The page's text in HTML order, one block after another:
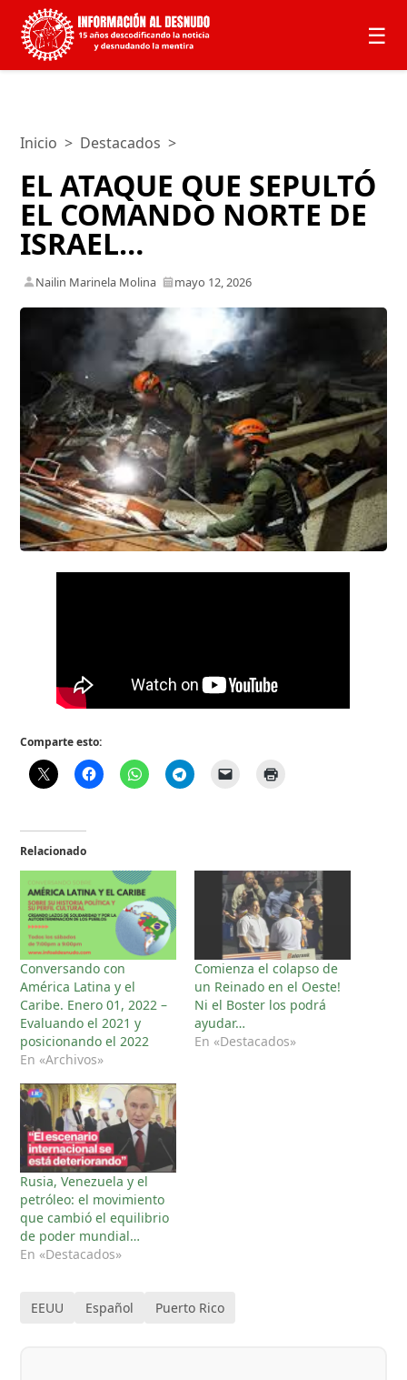
☰
Inicio > Destacados >
EL ATAQUE QUE SEPULTÓ
EL COMANDO NORTE DE
ISRAEL…
Nailin Marinela Molina mayo 12, 2026
Comparte esto:
Relacionado
Conversando con
América Latina y el
Caribe. Enero 01, 2022 –
Evaluando el 2021 y
posicionando el 2022
En «Archivos»
Comienza el colapso de
un Reinado en el Oeste!
Ni el Boster los podrá
ayudar…
En «Destacados»
Rusia, Venezuela y el
petróleo: el movimiento
que cambió el equilibrio
de poder mundial…
En «Destacados»
EEUU Español Puerto Rico